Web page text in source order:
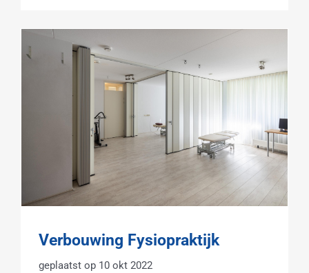
Verbouwing Fysiopraktijk
10 okt 2022